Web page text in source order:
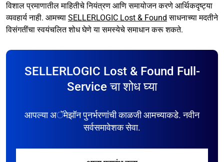
विशाल प्रमाणातील माहितीचे नियंत्रण आणि समायोजन करणे आर्थिकदृष्ट्या
व्यवहार्य नाही. आमच्या SELLERLOGIC Lost & Found साधनाच्या मदतीने
विसंगतींचा स्वयंचलित शोध घेणे या समस्येचे समाधान करू शकते.
SELLERLOGIC Lost & Found Full-
Service चा शोध घ्या
आपल्या अॅमेझॉन पुनर्भरणांची काळजी आमच्याकडे. नवीन
सर्वसमावेशक सेवा.